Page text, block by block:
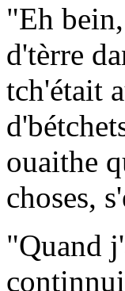
"Eh
d'tèrre
tch'était
ouaithe
choses,
"Quand